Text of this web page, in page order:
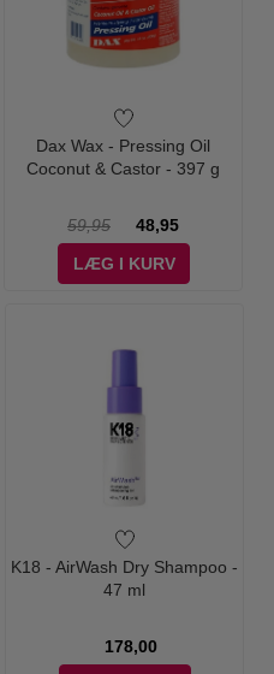
Dax Wax - Pressing Oil
Coconut & Castor - 397 g
59,95
48,95
LÆG I KURV
K18 - AirWash Dry Shampoo -
47 ml
178,00